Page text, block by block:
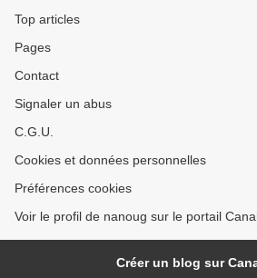
Top articles
Pages
Contact
Signaler un abus
C.G.U.
Cookies et données personnelles
Préférences cookies
Voir le profil de nanoug sur le portail
Créer un blog sur